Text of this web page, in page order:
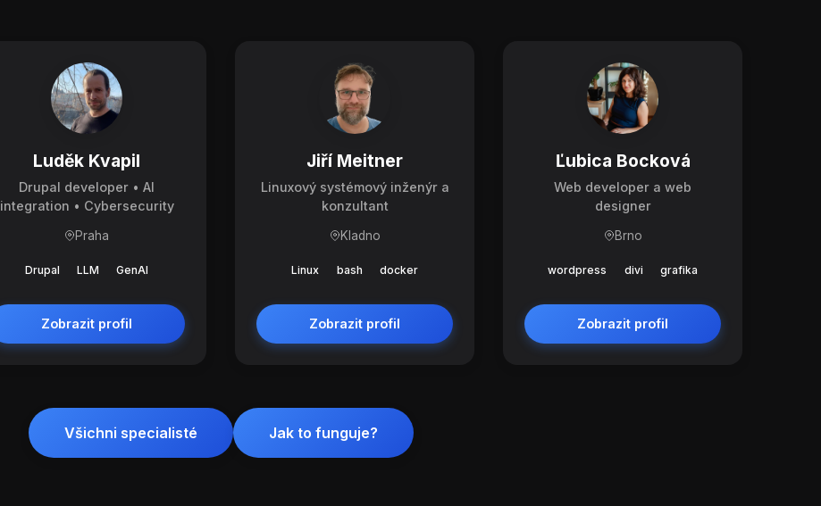
Luděk Kvapil
Drupal developer • AI
integration • Cybersecurity
Praha
Drupal LLM GenAI
Zobrazit profil
Jiří Meitner
Linuxový systémový inženýr a
konzultant
Kladno
Linux bash docker
Zobrazit profil
Ľubica Bocková
Web developer a web
designer
Brno
wordpress divi grafika
Zobrazit profil
Všichni specialisté Jak to funguje?